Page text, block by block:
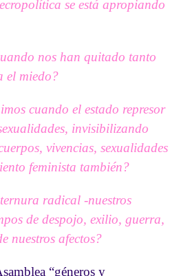
se está apropiando
nos han quitado tanto
el miedo?
cuando el estado represor
invisibilizando
vivencias, sexualidades
feminista también?
radical -nuestros
de despojo, exilio, guerra,
nuestros afectos?
“géneros y